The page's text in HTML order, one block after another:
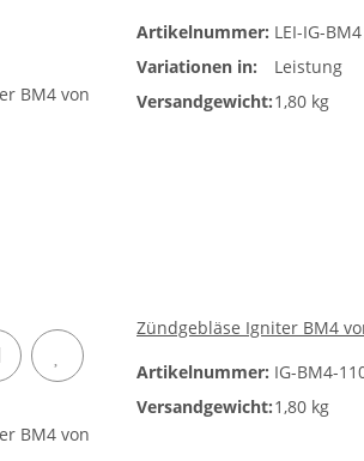
Artikelnummer: LEI-IG-BM4
Variationen in:
Leistung
Versandgewicht:1,80 kg
Zündgebläse Igniter BM4
Artikelnummer: IG-BM4-
Versandgewicht:1,80 kg